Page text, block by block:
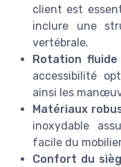
client est
inclure une
vertébrale.
Rotation fluide
accessibilité
ainsi les
Matériaux
inoxydable
facile du
Confort du